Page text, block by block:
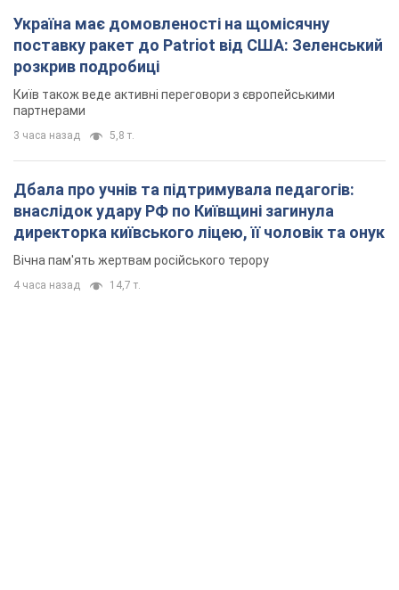
Україна має домовленості на щомісячну
поставку ракет до Patriot від США: Зеленський
розкрив подробиці
Київ також веде активні переговори з європейськими
партнерами
3 часа назад 5,8 т.
Дбала про учнів та підтримувала педагогів:
внаслідок удару РФ по Київщині загинула
директорка київського ліцею, її чоловік та онук
Вічна пам'ять жертвам російського терору
4 часа назад 14,7 т.